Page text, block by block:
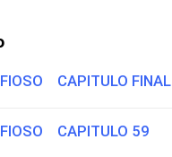
CAPITULO FINAL
CAPITULO 59